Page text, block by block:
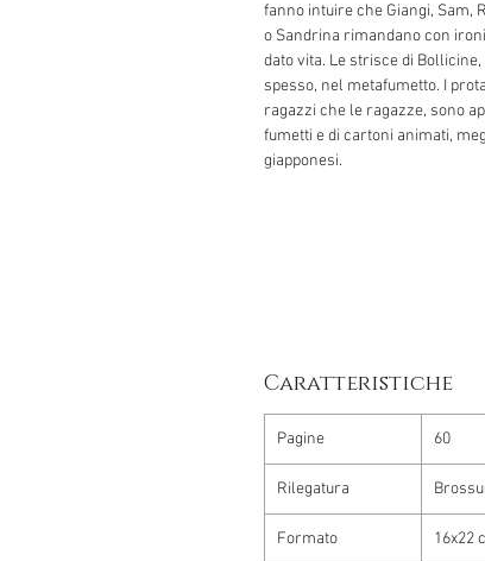
fanno intuire che Giangi, Sam,
o Sandrina rimandano con
dato vita. Le strisce di Bollicine,
spesso, nel metafumetto. I
ragazzi che le ragazze, sono
fumetti e di cartoni animati,
giapponesi.
Caratteristiche
Pagine 60
Rilegatura
Formato 16x22